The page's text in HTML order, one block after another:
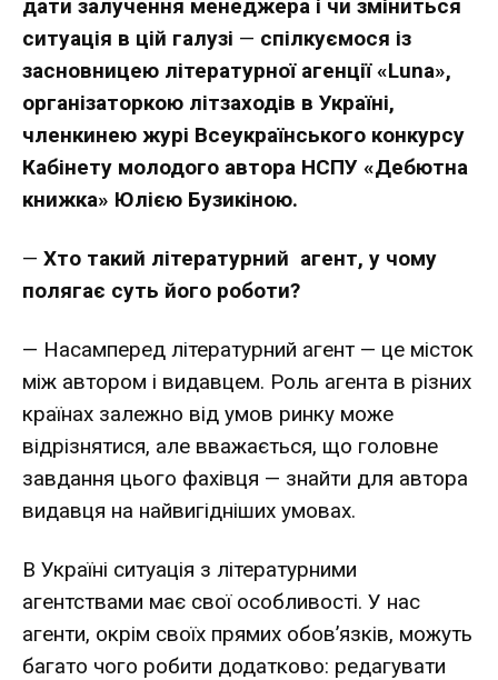
дати залучення менеджера і чи зміниться
ситуація в цій галузі — спілкуємося із
засновницею літературної агенції «Luna»,
організаторкою літзаходів в Україні,
членкинею журі Всеукраїнського конкурсу
Кабінету молодого автора НСПУ «Дебютна
книжка» Юлією Бузикіною.
— Хто такий літературний агент, у чому
полягає суть його роботи?
— Насамперед літературний агент — це місток
між автором і видавцем. Роль агента в різних
країнах залежно від умов ринку може
відрізнятися, але вважається, що головне
завдання цього фахівця — знайти для автора
видавця на найвигідніших умовах.
В Україні ситуація з літературними
агентствами має свої особливості. У нас
агенти, окрім своїх прямих обов’язків, можуть
багато чого робити додатково: редагувати